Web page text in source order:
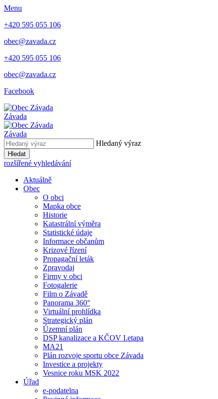
Menu
+420 595 055 106
obec@zavada.cz
+420 595 055 106
obec@zavada.cz
Facebook
Závada
Závada
Hledaný výraz
Hledat
rozšířené vyhledávání
Aktuálně
Obec
O obci
Mapka obce
Historie
Katastrální výměra
Statistické údaje
Informace občanům
Krizové řízení
Propagační leták
Zpravodaj
Firmy v obci
Fotogalerie
Film o Závadě
Panorama 360°
Virtuální prohlídka
Strategický plán
Územní plán
DSP kanalizace a KČOV I.etapa
MA21
Plán rozvoje sportu obce Závada
Investice a projekty
Vesnice roku MSK 2022
Úřad
e-podatelna